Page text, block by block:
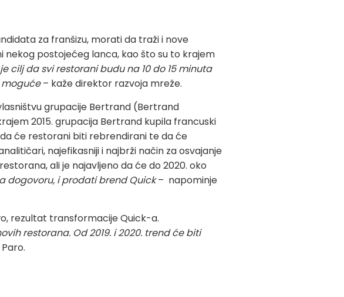
za franšizu, morati da traži i nove
nekog postojećeg lanca, kao što su to krajem
cilj da svi restorani budu na 10 do 15 minuta
– kaže direktor razvoja mreže.
grupacije Bertrand (Bertrand
2015. grupacija Bertrand kupila francuski
će restorani biti rebrendirani te da će
najefikasniji i najbrži način za osvajanje
ali je najavljeno da će do 2020. oko
dogovoru, i prodati brend Quick– napominje
rezultat transformacije Quick-a.
restorana. Od 2019. i 2020. trend će biti